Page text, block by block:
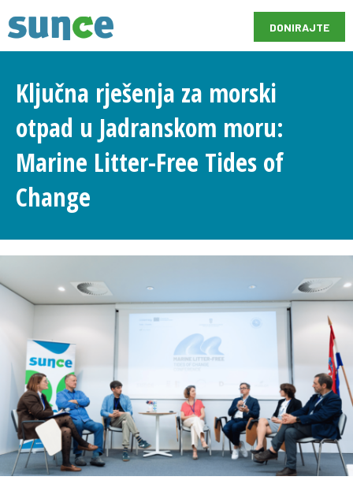
DONIRAJTE
Ključna rješenja za morski
otpad u Jadranskom moru:
Marine Litter-Free Tides of
Change